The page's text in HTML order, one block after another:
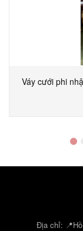
Váy cưới phi
Địa chỉ: